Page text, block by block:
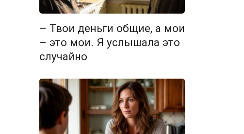
– Твои деньги общие, а мои
– это мои. Я услышала это
случайно